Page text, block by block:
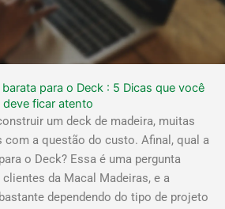
a madeira
barata para o
: 5 Dicas que
para o Deck : 5 Dicas que você
deve ficar atento
um deck de madeira, muitas
com a questão do custo. Afinal, qual a
o Deck? Essa é uma pergunta
da Macal Madeiras, e a
dependendo do tipo de projeto